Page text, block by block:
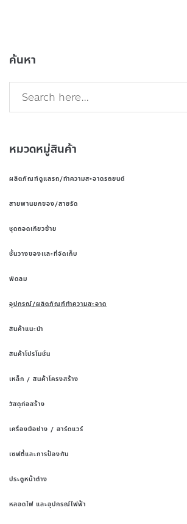
ค้นหา
หมวดหมู่สินค้า
ผลิตภัณฑ์ดูแลรถ/ทำความสะอาดรถยนต์
สายพานยกของ/สายรัด
ชุดถอดเกียวซ้าย
ชั้นวางของเเละที่จัดเก็บ
พัดลม
อุปกรณ์/ผลิตภัณฑ์ทำความสะอาด
สินค้าแนะนำ
สินค้าโปรโมชั่น
เหล็ก / สินค้าโครงสร้าง
วัสดุก่อสร้าง
เครื่องมือช่าง / ฮาร์ดแวร์
เซฟตี้และการป้องกัน
ประตูหน้าต่าง
หลอดไฟ และอุปกรณ์ไฟฟ้า